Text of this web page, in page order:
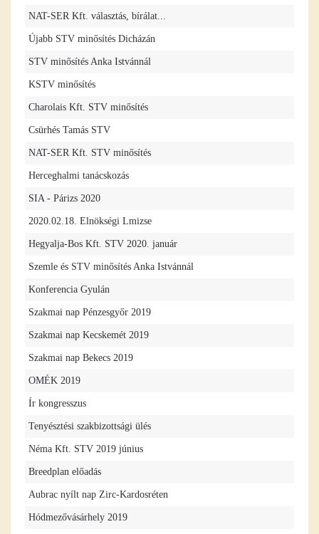
NAT-SER Kft. választás, bírálat...
Újabb STV minősítés Dicházán
STV minősítés Anka Istvánnál
KSTV minősítés
Charolais Kft. STV minősítés
Csürhés Tamás STV
NAT-SER Kft. STV minősítés
Herceghalmi tanácskozás
SIA - Párizs 2020
2020.02.18. Elnökségi Lmizse
Hegyalja-Bos Kft. STV 2020. január
Szemle és STV minősítés Anka Istvánnál
Konferencia Gyulán
Szakmai nap Pénzesgyőr 2019
Szakmai nap Kecskemét 2019
Szakmai nap Bekecs 2019
OMÉK 2019
Ír kongresszus
Tenyésztési szakbizottsági ülés
Néma Kft. STV 2019 június
Breedplan előadás
Aubrac nyílt nap Zirc-Kardosréten
Hódmezővásárhely 2019